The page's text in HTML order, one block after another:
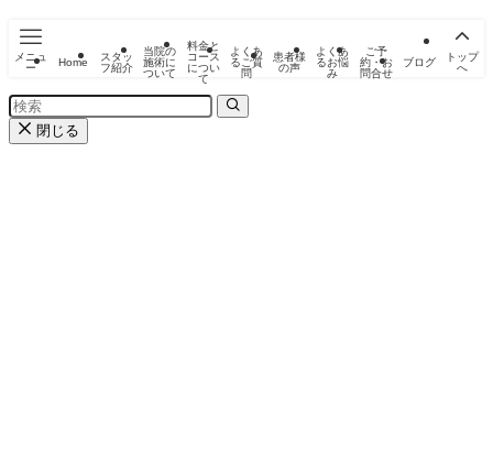
メニュ
ー
Home
スタッ
フ紹介
当院の
施術に
ついて
料金と
コース
につい
て
よくあ
るご質
問
患者様
の声
よくあ
るお悩
み
ご予
約・お
問合せ
ブログ
トップ
へ
閉じる